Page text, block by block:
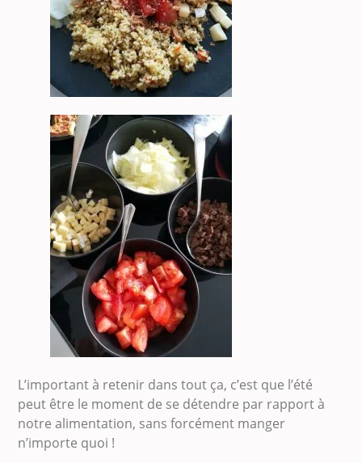
L’important à retenir dans tout ça, c’est que l’été
peut être le moment de se détendre par rapport à
notre alimentation, sans forcément manger
n’importe quoi !